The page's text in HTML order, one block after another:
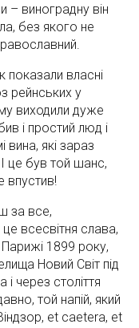
– виноградну він
без якого не
показали власні
рейнських у
виходили дуже
і простий люд і
вина, які зараз
це був той шанс,
впустив!
за все,
всесвітня слава,
Парижі 1899 року,
Новий Світ під
через століття
той напій, який
et caetera, et